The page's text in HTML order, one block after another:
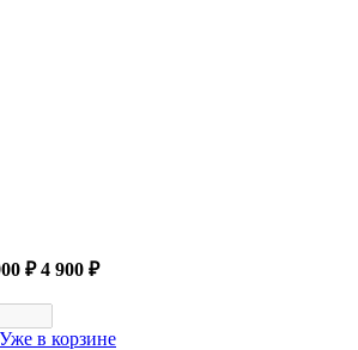
₽ 4 900 ₽
Уже в корзине